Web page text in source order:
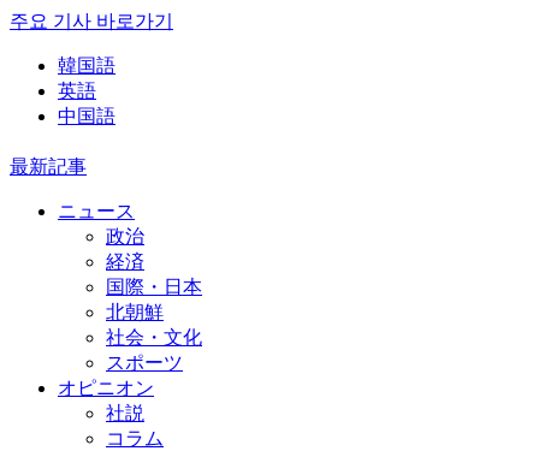
주요 기사 바로가기
韓国語
英語
中国語
最新記事
ニュース
政治
経済
国際・日本
北朝鮮
社会・文化
スポーツ
オピニオン
社説
コラム